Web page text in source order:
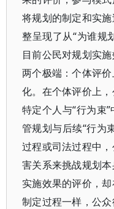
将规划的制定和实
整呈现了从“为谁规
目前公民对规划实
两个极端：个体评
化。在个体评价上
特定个人与“行为束
管规划与后续“行为
过程或司法过程中
害关系来挑战规划
实施效果的评价，
制定过程一样，公